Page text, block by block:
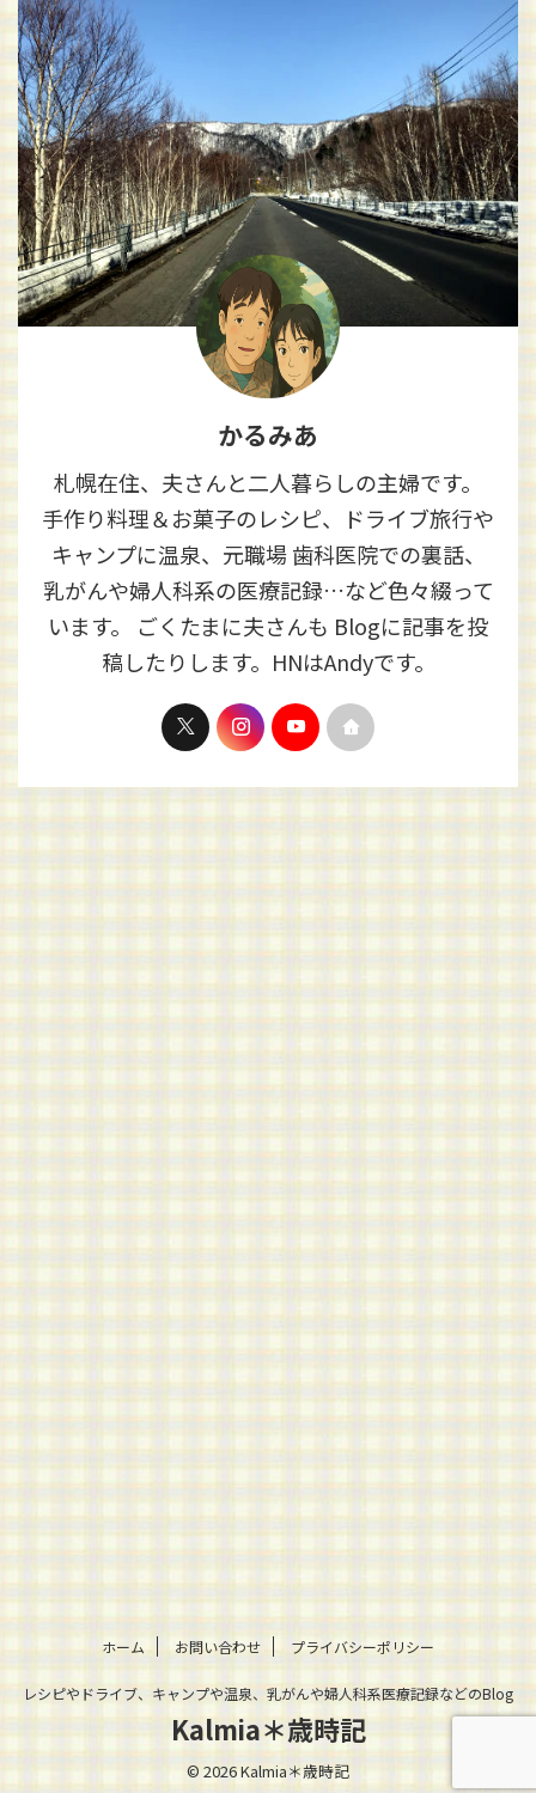
かるみあ
札幌在住、夫さんと二人暮らしの主婦です。
手作り料理＆お菓子のレシピ、ドライブ旅行や
キャンプに温泉、元職場 歯科医院での裏話、
乳がんや婦人科系の医療記録…など色々綴って
います。 ごくたまに夫さんも Blogに記事を投
稿したりします。HNはAndyです。
ホーム お問い合わせ プライバシーポリシー
レシピやドライブ、キャンプや温泉、乳がんや婦人科系医療記録などのBlog
Kalmia＊歳時記
© 2026 Kalmia＊歳時記